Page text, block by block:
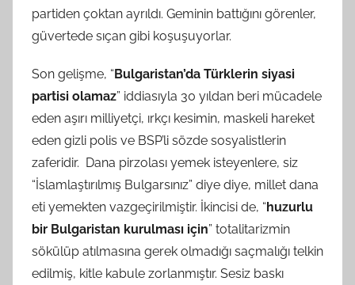
partiden çoktan ayrıldı. Geminin battığını görenler,
güvertede sıçan gibi koşuşuyorlar.
Son gelişme, “Bulgaristan’da Türklerin siyasi
partisi olamaz” iddiasıyla 30 yıldan beri mücadele
eden aşırı milliyetçi, ırkçı kesimin, maskeli hareket
eden gizli polis ve BSP’li sözde sosyalistlerin
zaferidir. Dana pirzolası yemek isteyenlere, siz
“İslamlaştırılmış Bulgarsınız” diye diye, millet dana
eti yemekten vazgeçirilmiştir. İkincisi de, “huzurlu
bir Bulgaristan kurulması için” totalitarizmin
sökülüp atılmasına gerek olmadığı saçmalığı telkin
edilmiş, kitle kabule zorlanmıştır. Sesiz baskı